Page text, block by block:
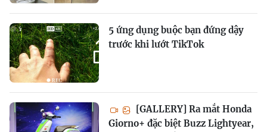
5 ứng dụng buộc bạn đứng dậy
trước khi lướt TikTok
[GALLERY] Ra mắt Honda
Giorno+ đặc biệt Buzz Lightyear,